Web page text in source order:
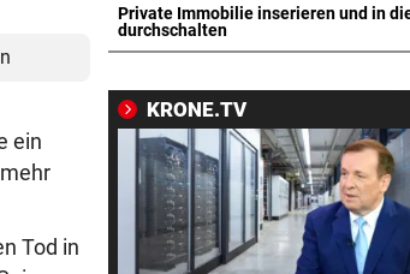
ein
Tod in
FÖHRENWALD IN FLAMMEN vor 6
500 Helfer kämpfen bei
BEI RONALDINHO-BESUCH vor
Nächster Brasilien-Star
den Wörthersee
DANK MEGA-ABLÖSE vor
Private Immobilie inserieren und in
durchschalten
in neuem Tab öffnen
KRONE.TV